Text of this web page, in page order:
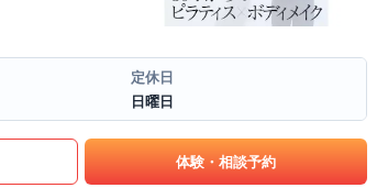
定休日
日曜日
体験・相談予約